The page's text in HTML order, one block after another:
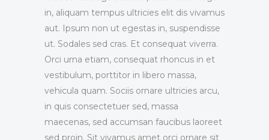
in, aliquam tempus ultricies elit dis vivamus
aut. Ipsum non ut egestas in, suspendisse
ut. Sodales sed cras. Et consequat viverra.
Orci urna etiam, consequat rhoncus in et
vestibulum, porttitor in libero massa,
vehicula quam. Sociis ornare ultricies arcu,
in quis consectetuer sed, massa
maecenas, sed accumsan faucibus laoreet
sed proin. Sit vivamus amet orci ornare sit